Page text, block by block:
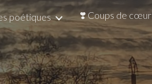
poétiques ❣️ Coups de cœur